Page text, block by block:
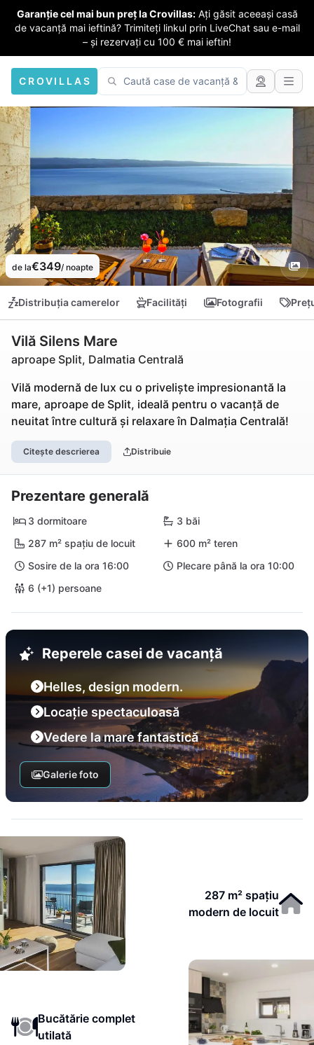
Garanție cel mai bun preț la Crovillas: Ați găsit aceeași casă
de vacanță mai ieftină? Trimiteți linkul prin LiveChat sau e-mail
– și rezervați cu 100 € mai ieftin!
CROVILLAS
de la€349/ noapte
Distribuția camerelor Facilități Fotografii
Vilă Silens Mare
aproape Split, Dalmatia Centrală
Vilă modernă de lux cu o priveliște impresionantă la
mare, aproape de Split, ideală pentru o vacanță de
neuitat între cultură și relaxare în Dalmația Centrală!
Citește descrierea Distribuie
Prezentare generală
3 dormitoare
3 băi
287 m² spațiu de locuit
600 m² teren
Sosire de la ora 16:00
Plecare până la ora 10:00
6 (+1) persoane
Reperele casei de vacanță
Helles, design modern.
Locație spectaculoasă
Vedere la mare fantastică
Galerie foto
287 m² spațiu
modern de locuit
Bucătărie complet
utilată